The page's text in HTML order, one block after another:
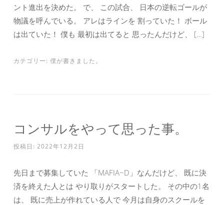
ント進出を決めた。 で、 この試合、 日本の逆転ゴールが
物議を呼んでいる。 アレはラインを 割っていた！ ボール
は出ていた！ 僕も 最初は出てると 思ったんだけど、 […]
カテゴリー: 僕が書きました。
コンサルをやって思った事。
投稿日: 2022年12月2日
先日まで募集していた 「MAFIA−D」なんだけど、 既に決
済を終えた人とは やり取りがスタートした。 その中の1名
は、 既に売上が作れている人で 今月は自身のスクールを